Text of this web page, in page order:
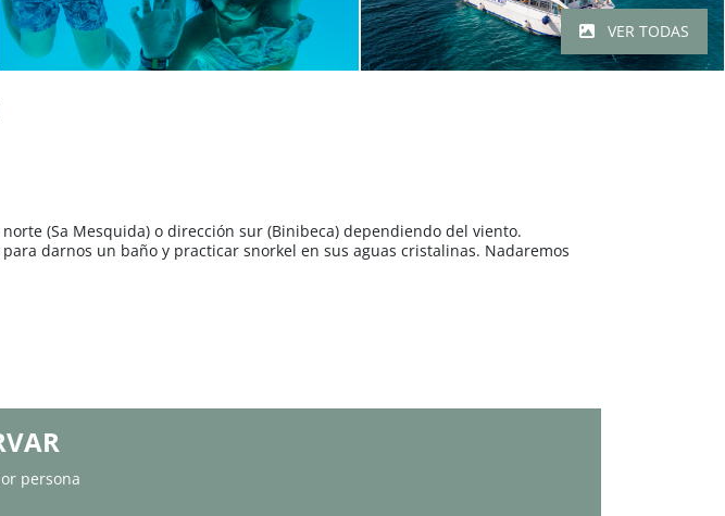
VER TODAS
(Sa Mesquida) o dirección sur (Binibeca) dependiendo del viento.
darnos un baño y practicar snorkel en sus aguas cristalinas. Nadaremos
persona